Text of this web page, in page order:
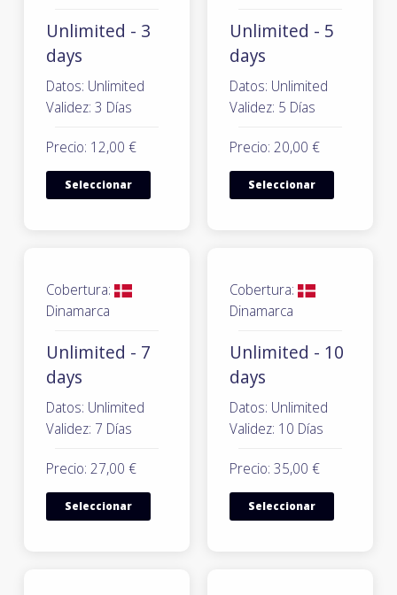
Unlimited - 3
days
Datos: Unlimited
Validez: 3 Días
Precio: 12,00 €
Seleccionar
Unlimited - 5
days
Datos: Unlimited
Validez: 5 Días
Precio: 20,00 €
Seleccionar
Cobertura:
Dinamarca
Unlimited - 7
days
Datos: Unlimited
Validez: 7 Días
Precio: 27,00 €
Seleccionar
Cobertura:
Dinamarca
Unlimited - 10
days
Datos: Unlimited
Validez: 10 Días
Precio: 35,00 €
Seleccionar